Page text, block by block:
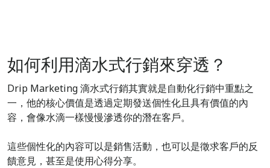
如何利用滴水式行銷來穿透？
Drip Marketing 滴水式行銷其實就是自動化行銷中重點之
一，他的核心價值是透過定期發送個性化且具有價值的內
容，會像水滴一樣慢慢滲透你的潛在客戶。
這些個性化的內容可以是銷售活動，也可以是徵求客戶的反
饋意見，甚至是使用心得分享。